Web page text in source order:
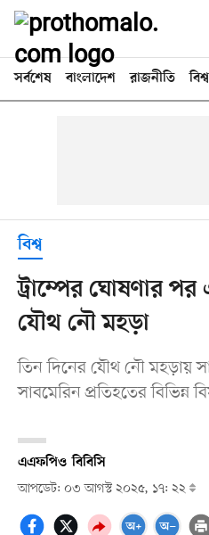
সর্বশেষ বাংলাদেশ রাজনীতি বিশ্ব
বিশ্ব
ট্রাম্পের ঘোষণার পর
যৌথ নৌ মহড়া
তিন দিনের যৌথ নৌ মহড়ায়
সাবমেরিন প্রতিহতের বিভিন্ন
এএফপিও বিবিসি
আপডেট: ০৩ আগস্ট ২০২৫, ১৭: ২২